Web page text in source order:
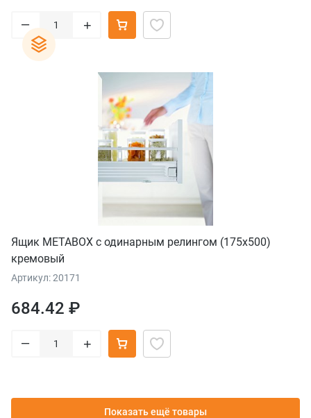
– +
Ящик METABOX с одинарным релингом (175х500)
кремовый
Артикул: 20171
684.42 ₽
– +
Показать ещё товары